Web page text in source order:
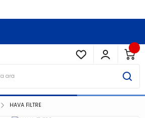
HAVA FİLTRE